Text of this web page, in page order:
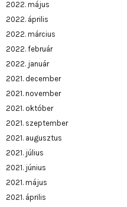
2022. május
2022. április
2022. március
2022. február
2022. január
2021. december
2021. november
2021. október
2021. szeptember
2021. augusztus
2021. július
2021. június
2021. május
2021. április